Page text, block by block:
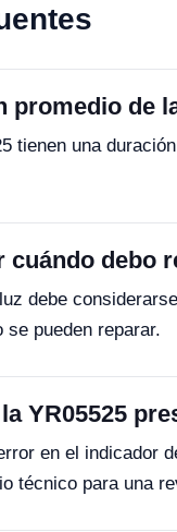
promedio de
tienen una
cuándo debo
debe
pueden reparar.
YR05525
en el indicador
técnico para una